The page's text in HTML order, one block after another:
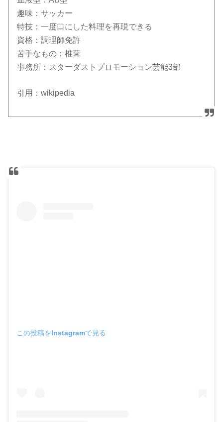
趣味：サッカー
特技：一度口にした料理を再現できる
資格：調理師免許
苦手なもの：椎茸
事務所：スターダストプロモーション芸能3部
引用：wikipedia
この投稿をInstagramで見る